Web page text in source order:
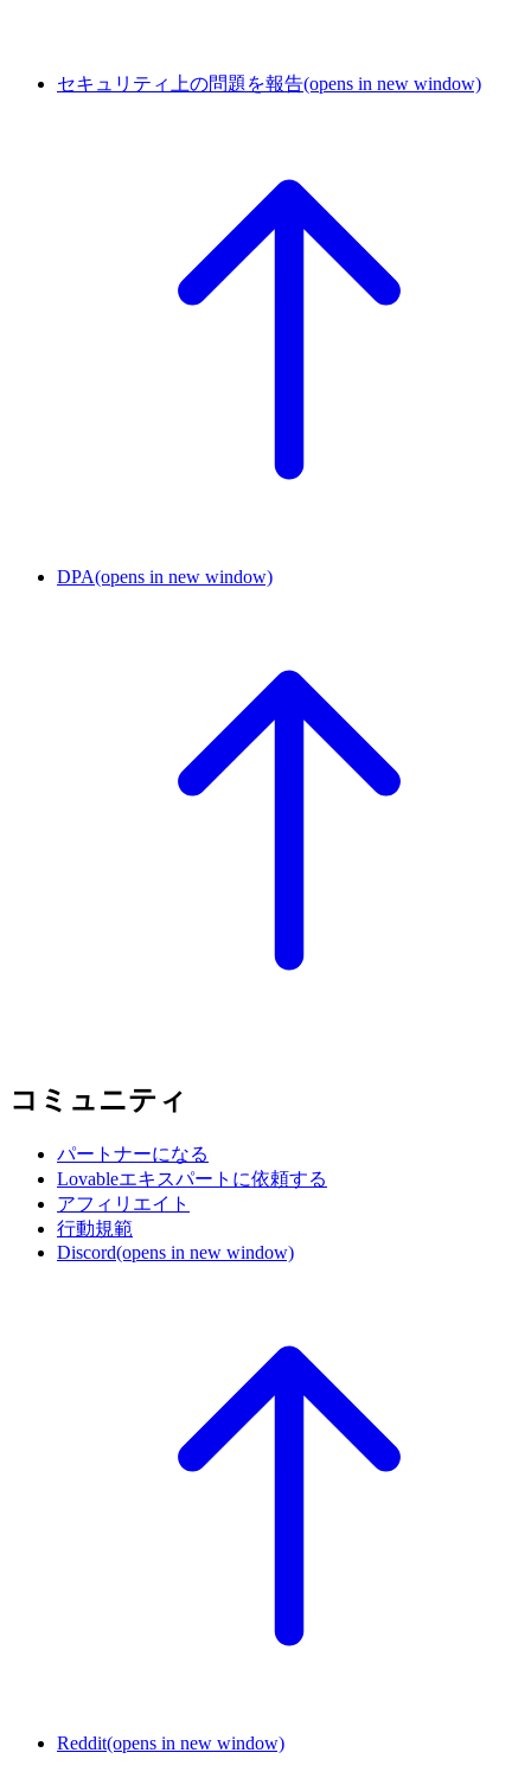
セキュリティ上の問題を報告(opens in new window)
DPA(opens in new window)
コミュニティ
パートナーになる
Lovableエキスパートに依頼する
アフィリエイト
行動規範
Discord(opens in new window)
Reddit(opens in new window)